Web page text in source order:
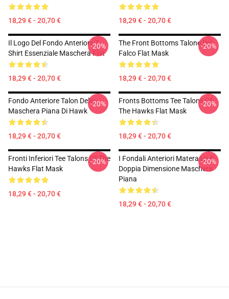
18,29 € - 20,70 € 18,29 € - 20,70 €
Il Logo Del Fondo Anteriore T
Shirt Essenziale Maschera Flat
18,29 € - 20,70 €
-20%
The Front Bottoms Talone Del
Falco Flat Mask
18,29 € - 20,70 €
-20%
Fondo Anteriore Talon Della
Maschera Piana Di Hawk
18,29 € - 20,70 €
-20%
Fronts Bottoms Tee Talons Of
The Hawks Flat Mask
18,29 € - 20,70 €
-20%
Fronti Inferiori Tee Talons Of The
Hawks Flat Mask
18,29 € - 20,70 €
-20%
I Fondali Anteriori Materassi A
Doppia Dimensione Maschera
Piana
18,29 € - 20,70 €
-20%